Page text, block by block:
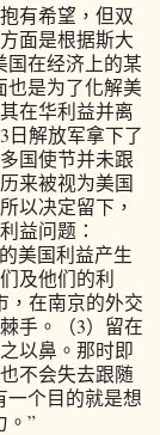
有希望，但双
面是根据斯大
国在经济上的某
也是为了化解美
在华利益并离
日解放军拿下了
国使节并未跟
来被视为美国
以决定留下，
益问题：
美国利益产生
及他们的利
，在南京的外交
手。（3）留在
以鼻。那时即
不会失去跟随
一个目的就是想
。”